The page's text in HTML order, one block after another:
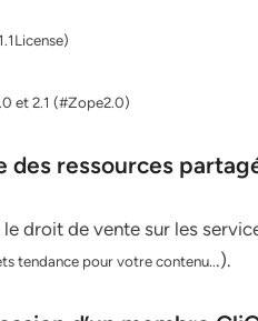
et 2.1 (#Zope2.0)
ressources
droit de vente sur les
tendance pour votre contenu...).